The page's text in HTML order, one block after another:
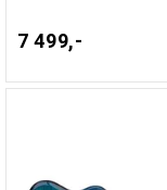
7 499,-